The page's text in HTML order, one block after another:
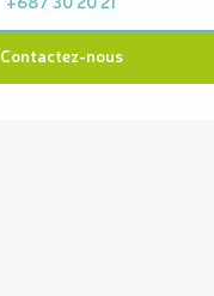
Contactez-nous